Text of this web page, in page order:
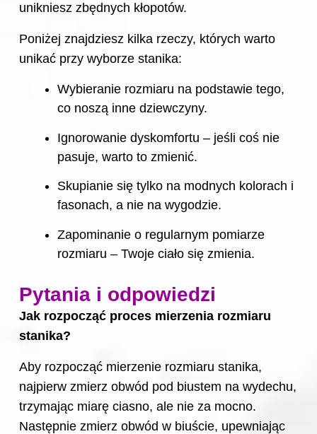
unikniesz zbędnych kłopotów.
Poniżej znajdziesz kilka rzeczy, których warto
unikać przy wyborze stanika:
Wybieranie rozmiaru na podstawie tego,
co noszą inne dziewczyny.
Ignorowanie dyskomfortu – jeśli coś nie
pasuje, warto to zmienić.
Skupianie się tylko na modnych kolorach i
fasonach, a nie na wygodzie.
Zapominanie o regularnym pomiarze
rozmiaru – Twoje ciało się zmienia.
Pytania i odpowiedzi
Jak rozpocząć proces mierzenia rozmiaru
stanika?
Aby rozpocząć mierzenie rozmiaru stanika,
najpierw zmierz obwód pod biustem na wydechu,
trzymając miarę ciasno, ale nie za mocno.
Następnie zmierz obwód w biuście, upewniając